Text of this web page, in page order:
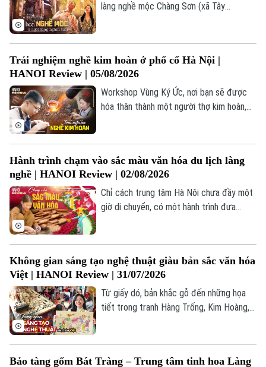
Chuyên mục
Thời sự
làng nghề mộc Chàng Sơn (xã Tây
này, Hanoi Review sẽ khám phá lịch sử
hình thành, quy trình chế tác và những giá
trị đã làm nên tinh hoa làng nghề mộc
nghìn năm tuổi này.
Trải nghiệm nghề kim hoàn ở phố cổ Hà Nội |
HANOI Review | 05/08/2026
Workshop Vùng Ký Ức, nơi bạn sẽ được
hóa thân thành một người thợ kim hoàn,
mỗi sản phẩm đều chỉ có một phiên bản
duy nhất, bởi nó được tạo nên từ chính
đôi tay và câu chuyện của người làm ra.
Hành trình chạm vào sắc màu văn hóa du lịch làng
nghề | HANOI Review | 02/08/2026
Chỉ cách trung tâm Hà Nội chưa đầy một
giờ di chuyển, có một hành trình đưa
Bắc Bộ.
Không gian sáng tạo nghệ thuật giàu bản sắc văn hóa
Việt | HANOI Review | 31/07/2026
Từ giấy dó, bản khắc gỗ đến những họa
tiết trong tranh Hàng Trống, Kim Hoàng,
thống bằng những trải nghiệm gần gũi.
Bảo tàng gốm Bát Tràng – Trung tâm tinh hoa Làng